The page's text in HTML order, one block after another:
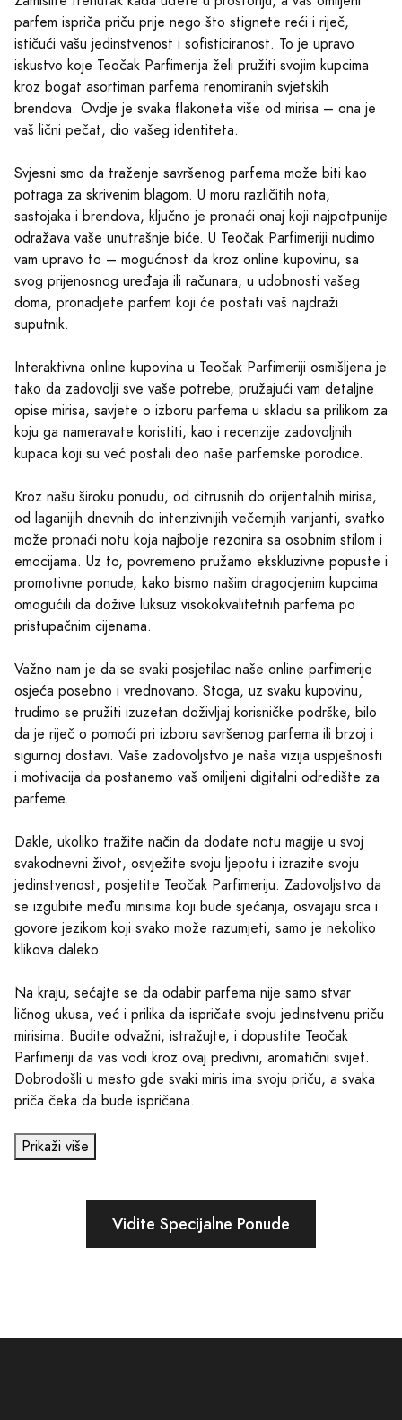
parfem ispriča priču prije nego što stignete reći i riječ,
ističući vašu jedinstvenost i sofisticiranost. To je upravo
iskustvo koje Teočak Parfimerija želi pružiti svojim kupcima
kroz bogat asortiman parfema renomiranih svjetskih
brendova. Ovdje je svaka flakoneta više od mirisa – ona je
vaš lični pečat, dio vašeg identiteta.
Svjesni smo da traženje savršenog parfema može biti kao
potraga za skrivenim blagom. U moru različitih nota,
sastojaka i brendova, ključno je pronaći onaj koji najpotpunije
odražava vaše unutrašnje biće. U Teočak Parfimeriji nudimo
vam upravo to – mogućnost da kroz online kupovinu, sa
svog prijenosnog uređaja ili računara, u udobnosti vašeg
doma, pronadjete parfem koji će postati vaš najdraži
suputnik.
Interaktivna online kupovina u Teočak Parfimeriji osmišljena je
tako da zadovolji sve vaše potrebe, pružajući vam detaljne
opise mirisa, savjete o izboru parfema u skladu sa prilikom za
koju ga nameravate koristiti, kao i recenzije zadovoljnih
kupaca koji su već postali deo naše parfemske porodice.
Kroz našu široku ponudu, od citrusnih do orijentalnih mirisa,
od laganijih dnevnih do intenzivnijih večernjih varijanti, svatko
može pronaći notu koja najbolje rezonira sa osobnim stilom i
emocijama. Uz to, povremeno pružamo ekskluzivne popuste i
promotivne ponude, kako bismo našim dragocjenim kupcima
omogućili da dožive luksuz visokokvalitetnih parfema po
pristupačnim cijenama.
Važno nam je da se svaki posjetilac naše online parfimerije
osjeća posebno i vrednovano. Stoga, uz svaku kupovinu,
trudimo se pružiti izuzetan doživljaj korisničke podrške, bilo
da je riječ o pomoći pri izboru savršenog parfema ili brzoj i
sigurnoj dostavi. Vaše zadovoljstvo je naša vizija uspješnosti
i motivacija da postanemo vaš omiljeni digitalni odredište za
parfeme.
Dakle, ukoliko tražite način da dodate notu magije u svoj
svakodnevni život, osvježite svoju ljepotu i izrazite svoju
jedinstvenost, posjetite Teočak Parfimeriju. Zadovoljstvo da
se izgubite među mirisima koji bude sjećanja, osvajaju srca i
govore jezikom koji svako može razumjeti, samo je nekoliko
klikova daleko.
Na kraju, sećajte se da odabir parfema nije samo stvar
ličnog ukusa, već i prilika da ispričate svoju jedinstvenu priču
mirisima. Budite odvažni, istražujte, i dopustite Teočak
Parfimeriji da vas vodi kroz ovaj predivni, aromatični svijet.
Dobrodošli u mesto gde svaki miris ima svoju priču, a svaka
priča čeka da bude ispričana.
Prikaži više
Vidite Specijalne Ponude